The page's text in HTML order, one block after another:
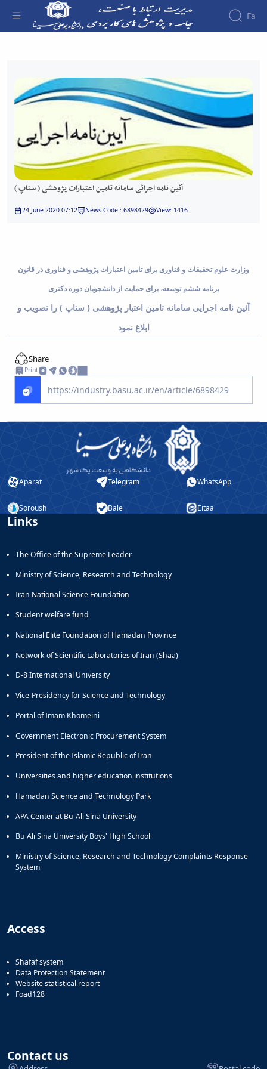
Fa
( ستاپ ) - دفتر ارتباط با صنعت
آئین نامه اجرائی سامانه تامین اعتبارات پژوهشی ( ستاپ )
24 June 2020 07:12 News Code : 6898429 View: 1416
وزارت علوم تحقیقات و فناوری برای تامین اعتبارات پژوهشی و فناوری در قانون
برنامه ششم توسعه، برای حمایت از دانشجویان دوره دکتری
آئین نامه اجرایی سامانه تامین اعتبار پژوهشی ( ستاپ ) را تصویب و
ابلاغ نمود
Share
Print
Aparat Telegram WhatsApp
Soroush Bale Eitaa
Links
The Office of the Supreme Leader
Ministry of Science, Research and Technology
Iran National Science Foundation
Student welfare fund
National Elite Foundation of Hamadan Province
Network of Scientific Laboratories of Iran (Shaa)
D-8 International University
Vice-Presidency for Science and Technology
Portal of Imam Khomeini
Government Electronic Procurement System
President of the Islamic Republic of Iran
Universities and higher education institutions
Hamadan Science and Technology Park
APA Center at Bu-Ali Sina University
Bu Ali Sina University Boys' High School
Ministry of Science, Research and Technology Complaints Response
System
Access
Shafaf system
Data Protection Statement
Website statistical report
Foad128
Contact us